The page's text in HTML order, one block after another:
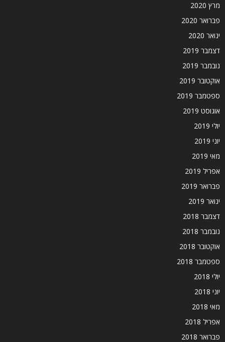
מרץ 2020
פברואר 2020
ינואר 2020
דצמבר 2019
נובמבר 2019
אוקטובר 2019
ספטמבר 2019
אוגוסט 2019
יולי 2019
יוני 2019
מאי 2019
אפריל 2019
פברואר 2019
ינואר 2019
דצמבר 2018
נובמבר 2018
אוקטובר 2018
ספטמבר 2018
יולי 2018
יוני 2018
מאי 2018
אפריל 2018
פברואר 2018